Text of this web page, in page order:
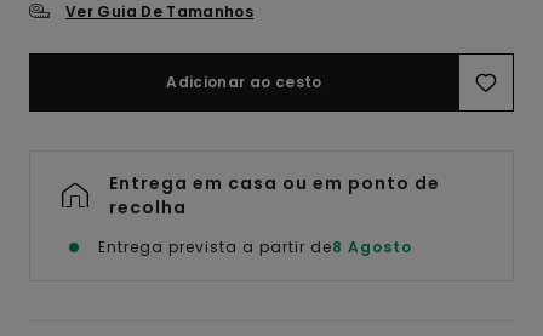
Ver Guia De Tamanhos
Adicionar ao cesto
Entrega em casa ou em ponto de
recolha
Entrega prevista a partir de8 Agosto